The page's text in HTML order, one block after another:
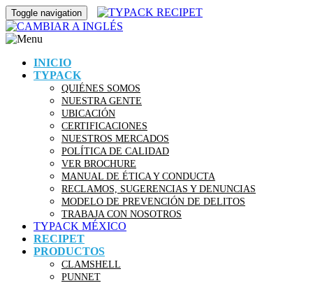
Toggle navigation
INICIO
TYPACK
QUIÉNES SOMOS
NUESTRA GENTE
UBICACIÓN
CERTIFICACIONES
NUESTROS MERCADOS
POLÍTICA DE CALIDAD
VER BROCHURE
MANUAL DE ÉTICA Y CONDUCTA
RECLAMOS, SUGERENCIAS Y DENUNCIAS
MODELO DE PREVENCIÓN DE DELITOS
TRABAJA CON NOSOTROS
TYPACK MÉXICO
RECIPET
PRODUCTOS
CLAMSHELL
PUNNET